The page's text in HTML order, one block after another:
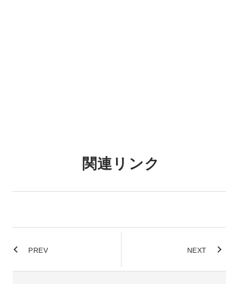
関連リンク
PREV NEXT